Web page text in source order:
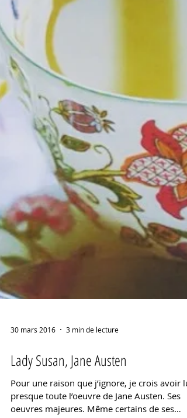
30 mars 2016 3 min de lecture
Lady Susan, Jane Austen
Pour une raison que j’ignore, je crois avoir lu